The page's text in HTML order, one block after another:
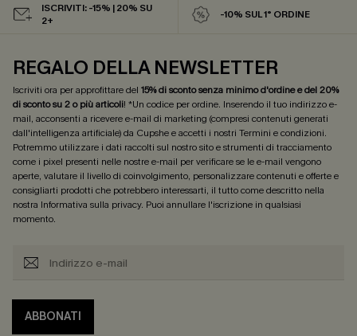
ISCRIVITI: -15% | 20% SU
2+
-10% SUL 1° ORDINE
REGALO DELLA NEWSLETTER
Iscriviti ora per approfittare del 15% di sconto senza minimo d'ordine e del 20%
di sconto su 2 o più articoli! *Un codice per ordine. Inserendo il tuo indirizzo e-
mail, acconsenti a ricevere e-mail di marketing (compresi contenuti generati
dall'intelligenza artificiale) da Cupshe e accetti i nostri Termini e condizioni.
Potremmo utilizzare i dati raccolti sul nostro sito e strumenti di tracciamento
come i pixel presenti nelle nostre e-mail per verificare se le e-mail vengono
aperte, valutare il livello di coinvolgimento, personalizzare contenuti e offerte e
consigliarti prodotti che potrebbero interessarti, il tutto come descritto nella
nostra Informativa sulla privacy. Puoi annullare l'iscrizione in qualsiasi
momento.
ABBONATI